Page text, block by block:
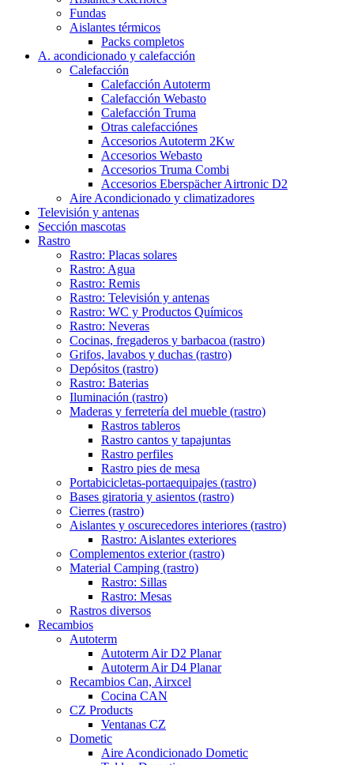
Fundas
Aislantes térmicos
Packs completos
A. acondicionado y calefacción
Calefacción
Calefacción Autoterm
Calefacción Webasto
Calefacción Truma
Otras calefacciónes
Accesorios Autoterm 2Kw
Accesorios Webasto
Accesorios Truma Combi
Accesorios Eberspächer Airtronic D2
Aire Acondicionado y climatizadores
Televisión y antenas
Sección mascotas
Rastro
Rastro: Placas solares
Rastro: Agua
Rastro: Remis
Rastro: Televisión y antenas
Rastro: WC y Productos Químicos
Rastro: Neveras
Cocinas, fregaderos y barbacoa (rastro)
Grifos, lavabos y duchas (rastro)
Depósitos (rastro)
Rastro: Baterias
Iluminación (rastro)
Maderas y ferretería del mueble (rastro)
Rastros tableros
Rastro cantos y tapajuntas
Rastro perfiles
Rastro pies de mesa
Portabicicletas-portaequipajes (rastro)
Bases giratoria y asientos (rastro)
Cierres (rastro)
Aislantes y oscurecedores interiores (rastro)
Rastro: Aislantes exteriores
Complementos exterior (rastro)
Material Camping (rastro)
Rastro: Sillas
Rastro: Mesas
Rastros diversos
Recambios
Autoterm
Autoterm Air D2 Planar
Autoterm Air D4 Planar
Recambios Can, Airxcel
Cocina CAN
CZ Products
Ventanas CZ
Dometic
Aire Acondicionado Dometic